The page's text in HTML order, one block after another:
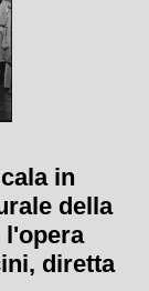
in
della
l'opera
diretta